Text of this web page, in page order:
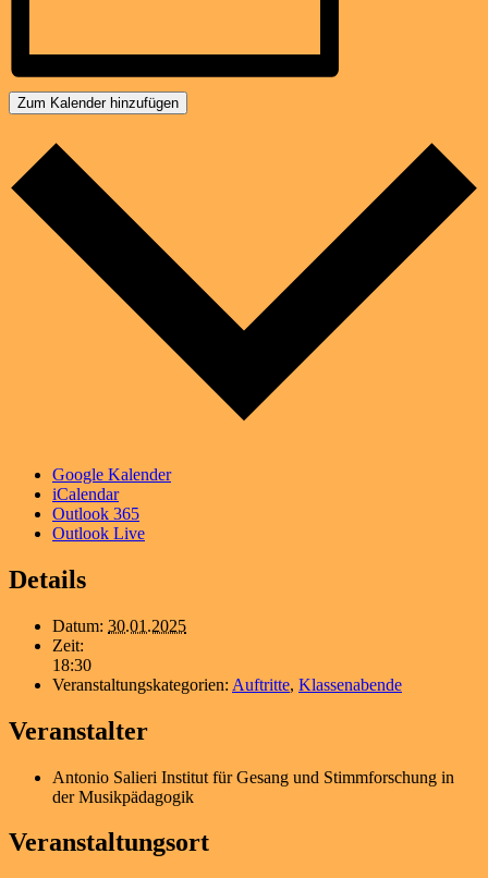
Zum Kalender hinzufügen
Google Kalender
iCalendar
Outlook 365
Outlook Live
Details
Datum: 30.01.2025
Zeit:
18:30
Veranstaltungskategorien: Auftritte, Klassenabende
Veranstalter
Antonio Salieri Institut für Gesang und Stimmforschung in
der Musikpädagogik
Veranstaltungsort